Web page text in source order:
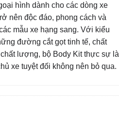
hình dành cho các dòng xe
nên độc đáo, phong cách và
mẫu xe hạng sang. Với kiểu
đường cắt gọt tinh tế, chất
lượng, bộ Body Kit thực sự là
xe tuyệt đối không nên bỏ qua.